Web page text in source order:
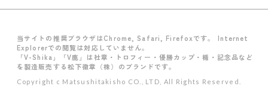
当サイトの推奨ブラウザはChrome, Safari, Firefoxです。 Internet
Explorerでの閲覧は対応していません。
「V-Shika」「V鹿」は社章・トロフィー・優勝カップ・楯・記念品など
を製造販売する松下徽章（株）のブランドです。
Copyright c Matsushitakisho CO., LTD, All Rights Reserved.